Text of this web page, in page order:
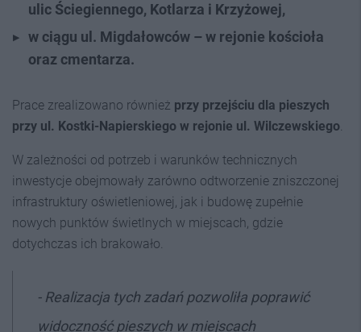
ulic Ściegiennego, Kotlarza i Krzyżowej,
w ciągu ul. Migdałowców – w rejonie kościoła
oraz cmentarza.
Prace zrealizowano również przy przejściu dla pieszych
przy ul. Kostki-Napierskiego w rejonie ul. Wilczewskiego.
W zależności od potrzeb i warunków technicznych
inwestycje obejmowały zarówno odtworzenie zniszczonej
infrastruktury oświetleniowej, jak i budowę zupełnie
nowych punktów świetlnych w miejscach, gdzie
dotychczas ich brakowało.
- Realizacja tych zadań pozwoliła poprawić
widoczność pieszych w miejscach